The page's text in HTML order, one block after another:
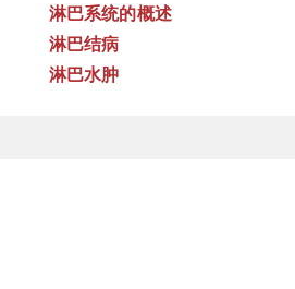
淋巴系统的概述
淋巴结病
淋巴水肿